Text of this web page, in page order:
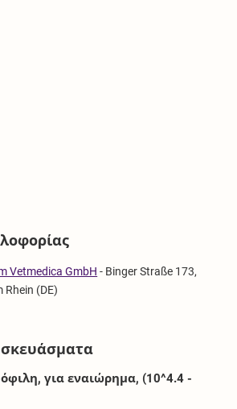
Vetmedica GmbH - Binger Straße 173,
Rhein (DE)
για εναιώρημα, (10^4.4 -